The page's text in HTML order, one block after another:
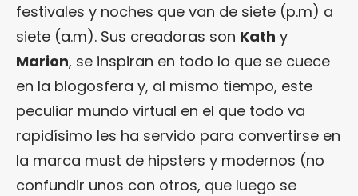
festivales y noches que van de siete (p.m) a
siete (a.m). Sus creadoras son Kath y
Marion, se inspiran en todo lo que se cuece
en la blogosfera y, al mismo tiempo, este
peculiar mundo virtual en el que todo va
rapidísimo les ha servido para convertirse en
la marca must de hipsters y modernos (no
confundir unos con otros, que luego se